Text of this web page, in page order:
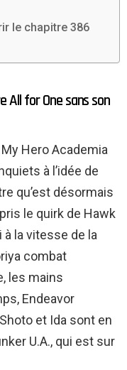
le chapitre 386
for One sans son
Hero Academia
à l’idée de
qu’est désormais
le quirk de Hawk
la vitesse de la
combat
les mains
Endeavor
et Ida sont en
U.A., qui est sur